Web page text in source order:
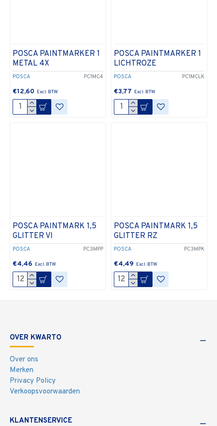
POSCA PC1MC4
POSCA PAINTMARKER 1
METAL 4X
€12,60
POSCA PC1MCLK
POSCA PAINTMARKER 1
LICHTROZE
€3,77
POSCA PC3MPP
POSCA PAINTMARK 1,5
GLITTER VI
€4,46
POSCA PC3MPK
POSCA PAINTMARK 1,5
GLITTER RZ
€4,49
OVER KWARTO
Over ons
Merken
Privacy Policy
Verkoopsvoorwaarden
KLANTENSERVICE